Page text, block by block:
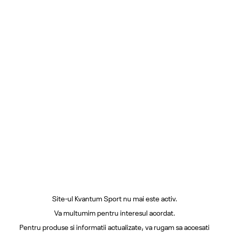
Site-ul Kvantum Sport nu mai este activ.
Va multumim pentru interesul acordat.
Pentru produse si informatii actualizate, va rugam sa accesati